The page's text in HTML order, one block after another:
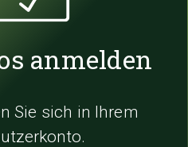
anmelden
Sie sich in Ihrem